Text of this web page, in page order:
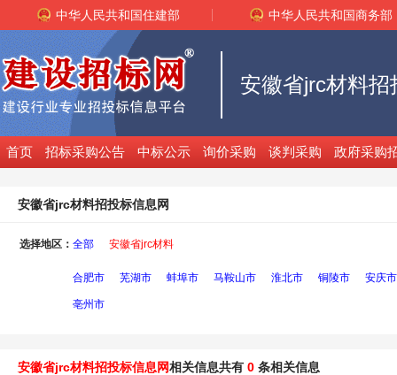
中华人民共和国住建部 中华人民共和国商务部
安徽省jrc材料招
首页 招标采购公告 中标公示 询价采购 谈判采购 政府采购
安徽省jrc材料招投标信息网
选择地区： 全部 安徽省jrc材料
合肥市 芜湖市 蚌埠市 马鞍山市 淮北市 铜陵市 安庆市
亳州市
安徽省jrc材料招投标信息网相关信息共有 0 条相关信息